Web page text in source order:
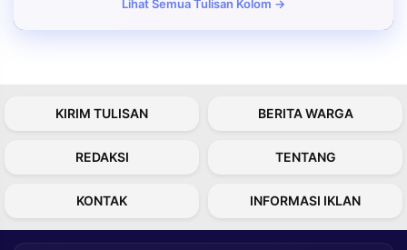
Lihat Semua Tulisan Kolom →
KIRIM TULISAN BERITA WARGA
REDAKSI TENTANG
KONTAK INFORMASI IKLAN